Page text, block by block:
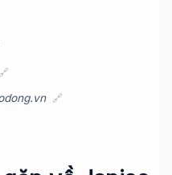
🔗
🔗